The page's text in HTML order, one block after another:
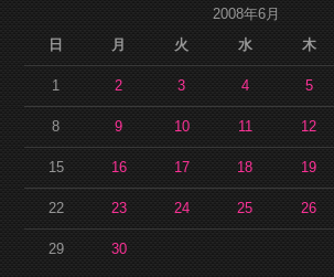
2008年6月
日
月 火 水 木
1 2 3 4 5
8 9 10 11 12
15 16 17 18 19
22 23 24 25 26
29 30